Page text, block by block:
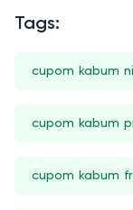
Tags:
cupom kabum
cupom kabum
cupom kabum